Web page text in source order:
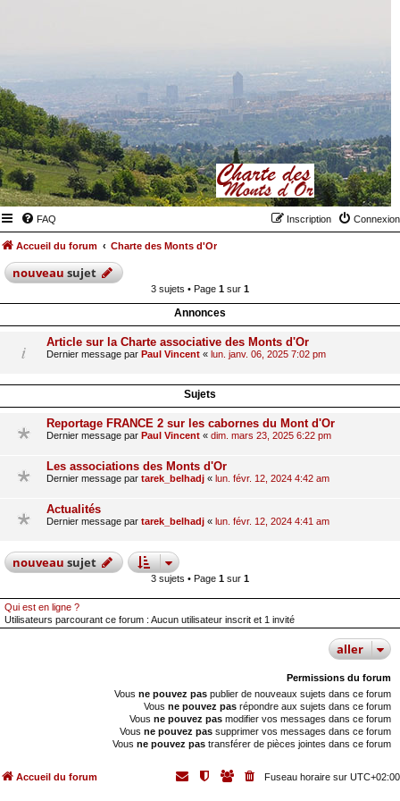
FAQ Connexion
Inscription
Accueil du forum Charte des Monts d'Or
nouveausujet
3 sujets • Page 1 sur 1
Annonces
Article sur la Charte associative des Monts d'Or
Dernier message par Paul Vincent « lun. janv. 06, 2025 7:02 pm
Sujets
Reportage FRANCE 2 sur les cabornes du Mont d'Or
Dernier message par Paul Vincent « dim. mars 23, 2025 6:22 pm
Les associations des Monts d'Or
Dernier message par tarek_belhadj « lun. févr. 12, 2024 4:42 am
Actualités
Dernier message par tarek_belhadj « lun. févr. 12, 2024 4:41 am
nouveausujet
3 sujets • Page 1 sur 1
Qui est en ligne ?
Utilisateurs parcourant ce forum : Aucun utilisateur inscrit et 1 invité
aller
Permissions du forum
Vous ne pouvez pas publier de nouveaux sujets dans ce forum
Vous ne pouvez pas répondre aux sujets dans ce forum
Vous ne pouvez pas modifier vos messages dans ce forum
Vous ne pouvez pas supprimer vos messages dans ce forum
Vous ne pouvez pas transférer de pièces jointes dans ce forum
Accueil du forum Fuseau horaire sur UTC+02:00